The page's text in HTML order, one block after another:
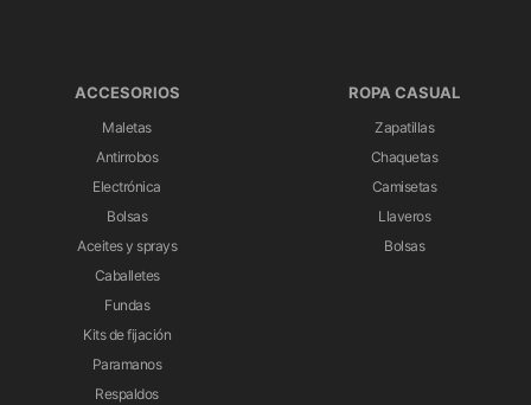
ACCESORIOS
Maletas
Antirrobos
Electrónica
Bolsas
Aceites y sprays
Caballetes
Fundas
Kits de fijación
Paramanos
Respaldos
ROPA CASUAL
Zapatillas
Chaquetas
Camisetas
Llaveros
Bolsas